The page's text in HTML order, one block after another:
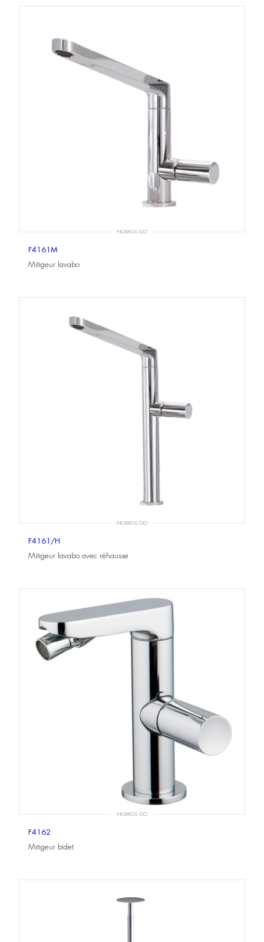
NOMOS GO
F4161M
Mitigeur lavabo
NOMOS GO
F4161/H
Mitigeur lavabo avec réhausse
NOMOS GO
F4162
Mitigeur bidet